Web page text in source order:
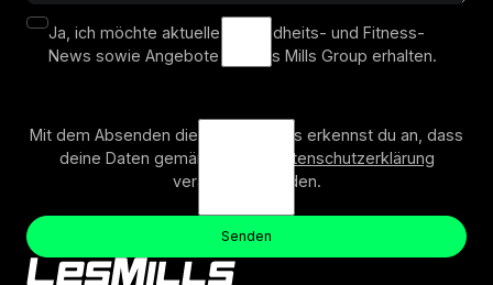
Ja, ich möchte aktuelle Gesundheits- und Fitness-
News sowie Angebote der Les Mills Group erhalten.
Mit dem Absenden dieses Formulars erkennst du an, dass
deine Daten gemäß unserer
Datenschutzerklärung
verarbeitet werden.
Absenden Senden
Senden
Footer